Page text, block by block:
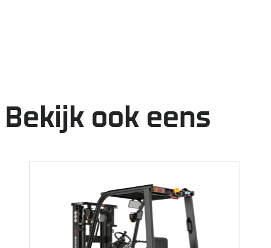
Bekijk ook eens